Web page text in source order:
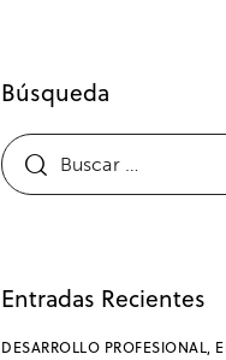
Búsqueda
Entradas Recientes
DESARROLLO PROFESIONAL,